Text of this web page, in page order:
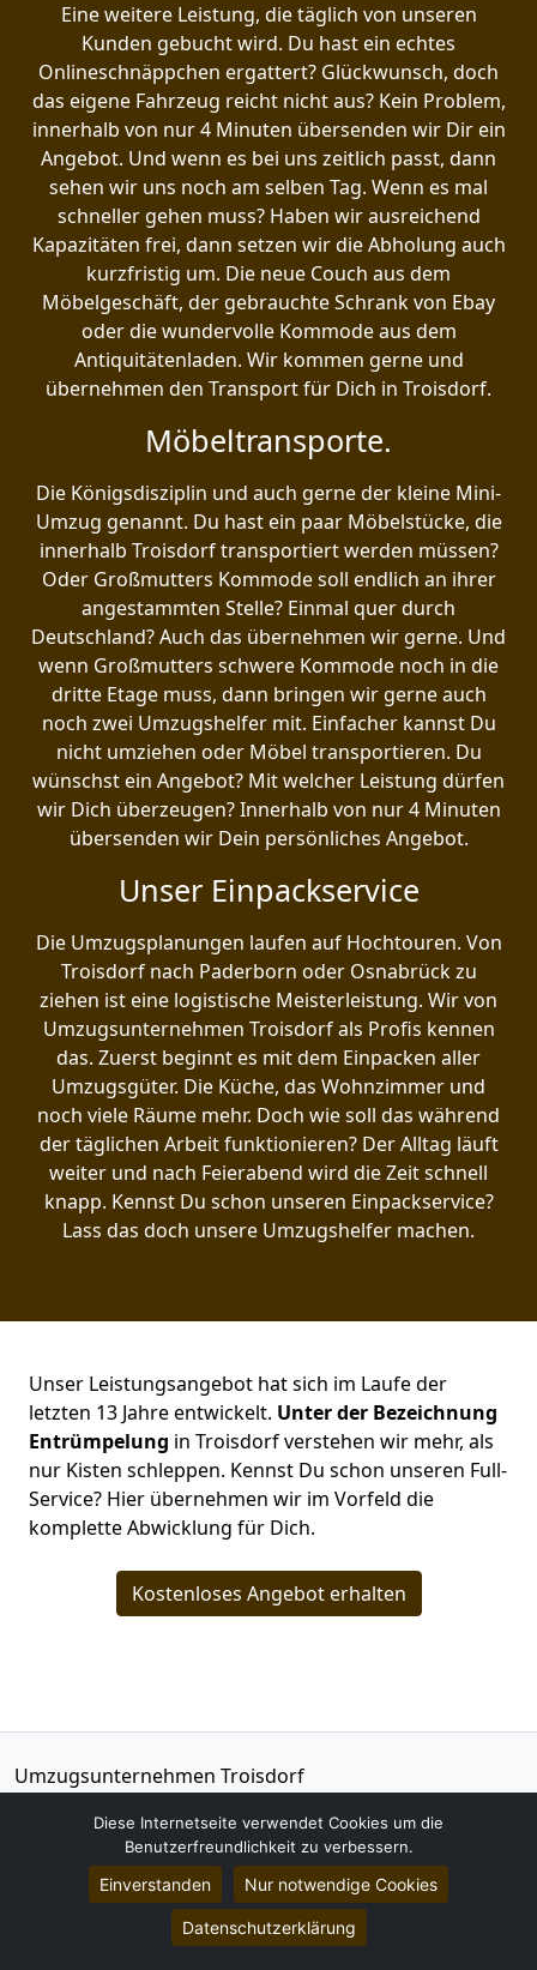
Eine weitere Leistung, die täglich von unseren
Kunden gebucht wird. Du hast ein echtes
Onlineschnäppchen ergattert? Glückwunsch, doch
das eigene Fahrzeug reicht nicht aus? Kein Problem,
innerhalb von nur 4 Minuten übersenden wir Dir ein
Angebot. Und wenn es bei uns zeitlich passt, dann
sehen wir uns noch am selben Tag. Wenn es mal
schneller gehen muss? Haben wir ausreichend
Kapazitäten frei, dann setzen wir die Abholung auch
kurzfristig um. Die neue Couch aus dem
Möbelgeschäft, der gebrauchte Schrank von Ebay
oder die wundervolle Kommode aus dem
Antiquitätenladen. Wir kommen gerne und
übernehmen den Transport für Dich in Troisdorf.
Möbeltransporte.
Die Königsdisziplin und auch gerne der kleine Mini-
Umzug genannt. Du hast ein paar Möbelstücke, die
innerhalb Troisdorf transportiert werden müssen?
Oder Großmutters Kommode soll endlich an ihrer
angestammten Stelle? Einmal quer durch
Deutschland? Auch das übernehmen wir gerne. Und
wenn Großmutters schwere Kommode noch in die
dritte Etage muss, dann bringen wir gerne auch
noch zwei Umzugshelfer mit. Einfacher kannst Du
nicht umziehen oder Möbel transportieren. Du
wünschst ein Angebot? Mit welcher Leistung dürfen
wir Dich überzeugen? Innerhalb von nur 4 Minuten
übersenden wir Dein persönliches Angebot.
Unser Einpackservice
Die Umzugsplanungen laufen auf Hochtouren. Von
Troisdorf nach Paderborn oder Osnabrück zu
ziehen ist eine logistische Meisterleistung. Wir von
Umzugsunternehmen Troisdorf als Profis kennen
das. Zuerst beginnt es mit dem Einpacken aller
Umzugsgüter. Die Küche, das Wohnzimmer und
noch viele Räume mehr. Doch wie soll das während
der täglichen Arbeit funktionieren? Der Alltag läuft
weiter und nach Feierabend wird die Zeit schnell
knapp. Kennst Du schon unseren Einpackservice?
Lass das doch unsere Umzugshelfer machen.
Unser Leistungsangebot hat sich im Laufe der
letzten 13 Jahre entwickelt. Unter der Bezeichnung
Entrümpelung in Troisdorf verstehen wir mehr, als
nur Kisten schleppen. Kennst Du schon unseren Full-
Service? Hier übernehmen wir im Vorfeld die
komplette Abwicklung für Dich.
Kostenloses Angebot erhalten
Umzugsunternehmen Troisdorf
Karl-Schurz-Straße 1
Troisdorf
01579-2639425
info@umzugsunternehmen-troisdorf.de
Diese Internetseite verwendet Cookies um die
Benutzerfreundlichkeit zu verbessern.
Einverstanden Nur notwendige Cookies
Datenschutzerklärung